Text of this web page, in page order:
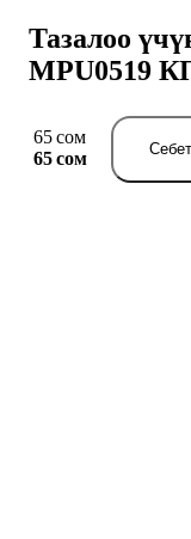
Тазалоо
MPU0519
65 сом
65 сом